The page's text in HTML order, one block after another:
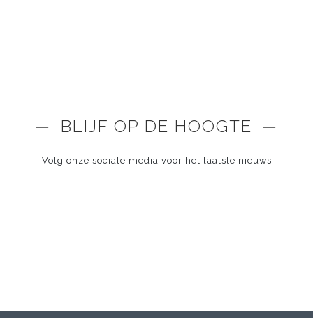
─ BLIJF OP DE HOOGTE ─
Volg onze sociale media voor het laatste nieuws